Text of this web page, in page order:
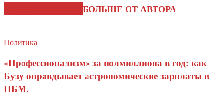
БОЛЬШЕ ОТ АВТОРА
Политика
«Профессионализм» за полмиллиона в год: как
Бузу оправдывает астрономические зарплаты в
НБМ.